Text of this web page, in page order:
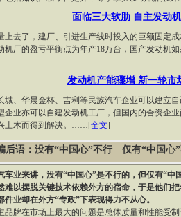
面临三大软肋 自主发动
去了，建厂、引进生产线时投入的巨额固定成
机厂的盈亏平衡点为年产18万台，国产发动机
发动机产能骤增 新一轮市
、华晨金杯、吉利等民族汽车企业可以建立自
企业亦可以自建发动机工厂，但国内的合资企
土木而得到解决。……[全文]
后语：没有“中国心”不行 仅有“中国心
车业来讲，没有“中国心”是不行的，但仅有“
难以摆脱关键技术依赖外方的宿命，于是他们
件业却在外方“专政”下表现得力不从心。
牌在市场上最大的问题是总体质量和性能受制